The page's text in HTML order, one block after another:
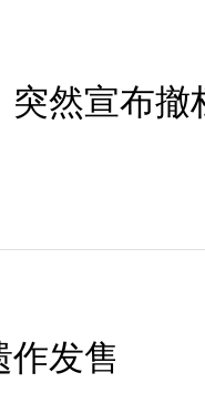
突然宣布撤
作发售